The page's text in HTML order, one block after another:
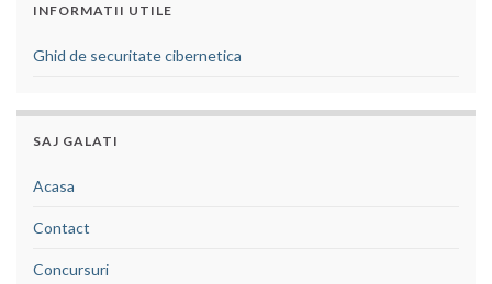
INFORMATII UTILE
Ghid de securitate cibernetica
SAJ GALATI
Acasa
Contact
Concursuri